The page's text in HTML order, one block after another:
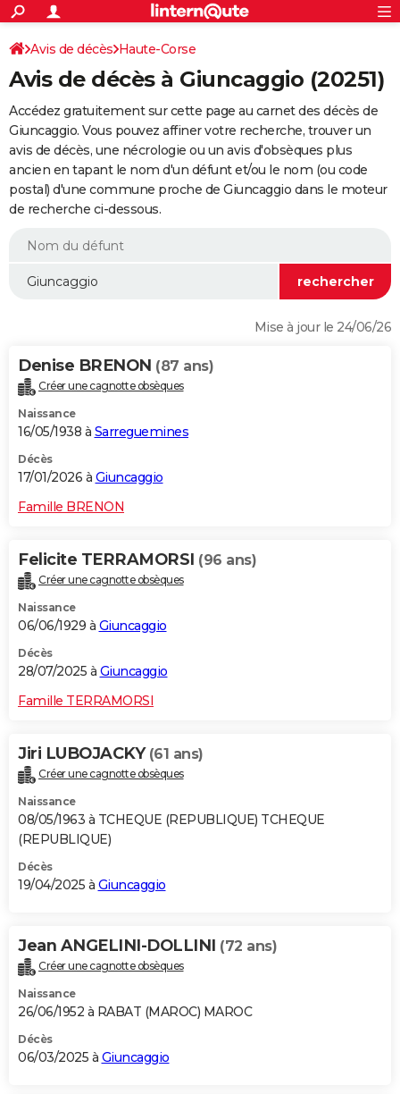
ACTUALITÉS
Politique
Société
Faits Divers
Education
Monde
Villes
+
SPORT
Coupe du monde 2026
Football
Tennis
Cyclisme
Rugby
Forum
Programme TV
TNT
Streaming
Cinéma
Sorties cinéma
Musique
+
FINANCE
Retraite
Impôts
Epargne
Immobilier
Risques naturels par ville
Banque
Assurance
Crédit
AUTO
Essais
Réserver un essai
Citadines
Berlines
SUV
Forum auto
+
HIGH-TECH
BRICOLAGE
WEEK-END
Alimentation
Guide de la santé
Maladies
Médicaments
Sommeil
VOYAGE
Destinations
City break
Voyage nature
Voyage de noces
Forum
Climat
+PHOTO
GUIDES D'ACHAT
Carte de Noël
Carte Bonne année
Carte Saint-Valentin
Carte Pâques
Carte d'anniversaire
DICTIONNAIRE
Dictionnaire
Biographies
Citations
Expressions
Proverbes
PROGRAMME TV
S'inscrire
Se connecter
Lycées
Collèges
Primaires
Universités
Entreprises
Service militaire
Avis de recherche
AVIS DE DÉCÈS
FORUM
Bricolage
Lifestyle
Culture
SportAuto
Television
Voyage
Cinema
Connexion
Avis de décès Haute-Corse
Avis de décès à Giuncaggio (20251)
Accédez gratuitement sur cette page au carnet des décès de
Giuncaggio. Vous pouvez affiner votre recherche, trouver un
avis de décès, une nécrologie ou un avis d'obsèques plus
ancien en tapant le nom d'un défunt et/ou le nom (ou code
postal) d'une commune proche de Giuncaggio dans le moteur
de recherche ci-dessous.
Mise à jour le 24/06/26
Denise BRENON (87 ans)
Créer une cagnotte obsèques
Naissance
16/05/1938 à Sarreguemines
Décès
17/01/2026 à Giuncaggio
Famille BRENON
Felicite TERRAMORSI (96 ans)
Créer une cagnotte obsèques
Naissance
06/06/1929 à Giuncaggio
Décès
28/07/2025 à Giuncaggio
Famille TERRAMORSI
Jiri LUBOJACKY (61 ans)
Créer une cagnotte obsèques
Naissance
08/05/1963 à TCHEQUE (REPUBLIQUE) TCHEQUE
(REPUBLIQUE)
Décès
19/04/2025 à Giuncaggio
Jean ANGELINI-DOLLINI (72 ans)
Créer une cagnotte obsèques
Naissance
26/06/1952 à RABAT (MAROC) MAROC
Décès
06/03/2025 à Giuncaggio